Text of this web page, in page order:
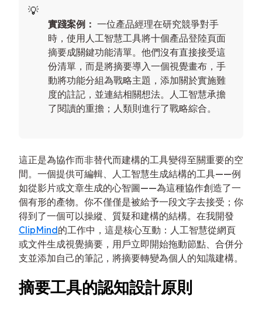
實踐案例： 一位產品經理在研究競爭對手
時，使用人工智慧工具將十個產品登陸頁面
摘要成關鍵功能清單。他們沒有直接接受這
份清單，而是將摘要導入一個視覺畫布，手
動將功能分組為戰略主題，添加關於實施難
度的註記，並連結相關想法。人工智慧承擔
了閱讀的重擔；人類則進行了戰略綜合。
這正是為協作而非替代而建構的工具變得至關重要的空
間。一個提供可編輯、人工智慧生成結構的工具——例
如從影片或文章生成的心智圖——為這種協作創造了一
個有形的產物。你不僅僅是被給予一段文字去接受；你
得到了一個可以操縱、質疑和建構的結構。在我開發
ClipMind的工作中，這是核心互動：人工智慧從網頁
或文件生成視覺摘要，用戶立即開始拖動節點、合併分
支並添加自己的筆記，將摘要轉變為個人的知識建構。
摘要工具的認知設計原則